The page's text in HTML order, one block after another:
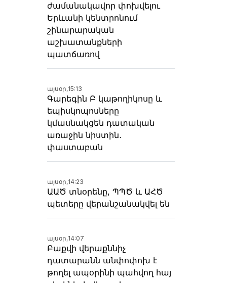
ժամանակավոր փոխվելու
Երևանի կենտրոնում
շինարարական
աշխատանքների
պատճառով
այսօր,15:13
Գարեգին Բ կաթողիկոսը և
եպիսկոպոսները
կմասնակցեն դատական
առաջին նիստին․
փաստաբան
այսօր,14:23
ԱԱԾ տնօրենը, ՊՊԾ և ԱՀԾ
պետերը վերանշանակվել են
այսօր,14:07
Բաքվի վերաքննիչ
դատարանն անփոփոխ է
թողել ապօրինի պահվող հայ